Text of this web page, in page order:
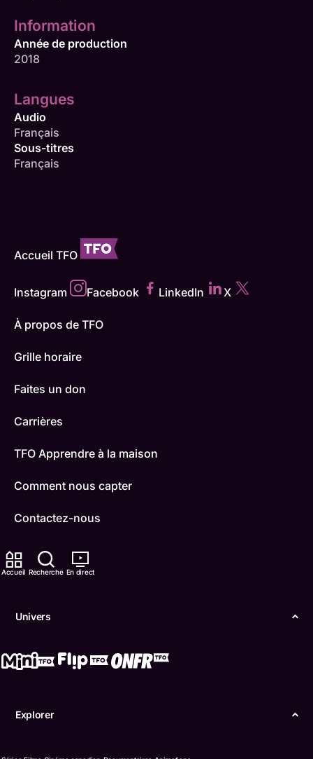
Accueil Recherche En direct
Univers
Explorer
Information
Année de production
2018
Langues
Audio
Français
Sous-titres
Français
Accueil TFO
Instagram Facebook LinkedIn X
À propos de TFO
Grille horaire
Faites un don
Carrières
TFO Apprendre à la maison
Comment nous capter
Contactez-nous
ONFR
Boukili
Confidentialité